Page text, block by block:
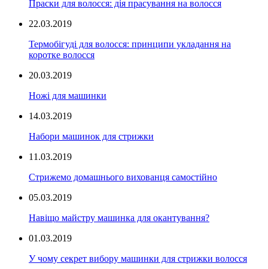
Праски для волосся: дія прасування на волосся
22.03.2019
Термобігуді для волосся: принципи укладання на
коротке волосся
20.03.2019
Ножі для машинки
14.03.2019
Набори машинок для стрижки
11.03.2019
Стрижемо домашнього вихованця самостійно
05.03.2019
Навіщо майстру машинка для окантування?
01.03.2019
У чому секрет вибору машинки для стрижки волосся